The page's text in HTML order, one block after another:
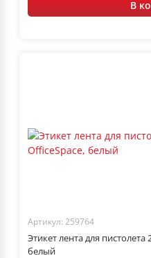
В
Артикул: 259764
Этикет лента для
белый